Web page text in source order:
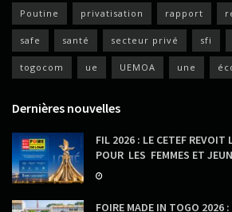
Poutine privatisation rapport
safe santé secteur privé sfi
togocom ue UEMOA une
Dernières nouvelles
FIL 2026 : LE CETEF REVOIT
POUR LES FEMMES ET
FOIRE MADE IN TOGO 2026